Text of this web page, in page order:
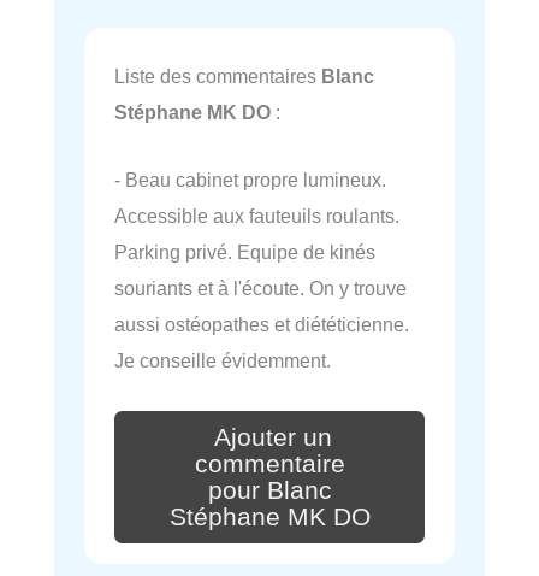
Liste des commentaires Blanc
Stéphane MK DO :
- Beau cabinet propre lumineux.
Accessible aux fauteuils roulants.
Parking privé. Equipe de kinés
souriants et à l'écoute. On y trouve
aussi ostéopathes et diététicienne.
Je conseille évidemment.
Ajouter un
commentaire
pour Blanc
Stéphane MK DO